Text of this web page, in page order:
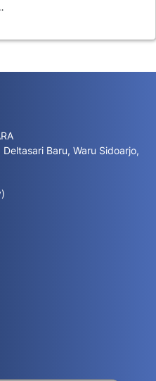
Baru, Waru Sidoarjo,